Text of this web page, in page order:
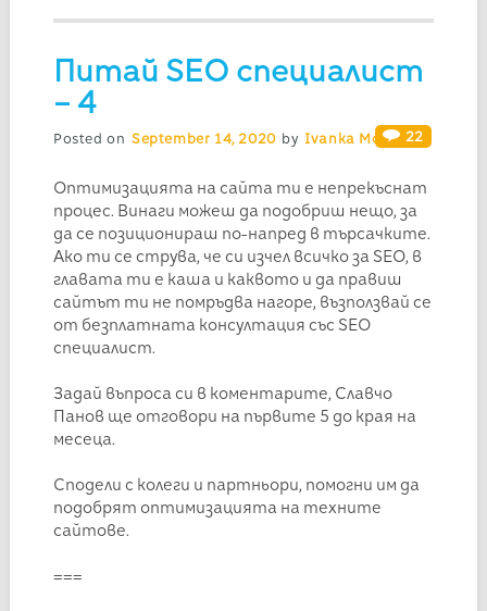
Питай SEO специалист
– 4
Posted on September 14, 2020 by Ivanka Mogilska
22
Оптимизацията на сайта ти е непрекъснат
процес. Винаги можеш да подобриш нещо, за
да се позиционираш по-напред в търсачките.
Ако ти се струва, че си изчел всичко за SEO, в
главата ти е каша и каквото и да правиш
сайтът ти не помръдва нагоре, възползвай се
от безплатната консултация със SEO
специалист.
Задай въпроса си в коментарите, Славчо
Панов ще отговори на първите 5 до края на
месеца.
Сподели с колеги и партньори, помогни им да
подобрят оптимизацията на техните
сайтове.
===